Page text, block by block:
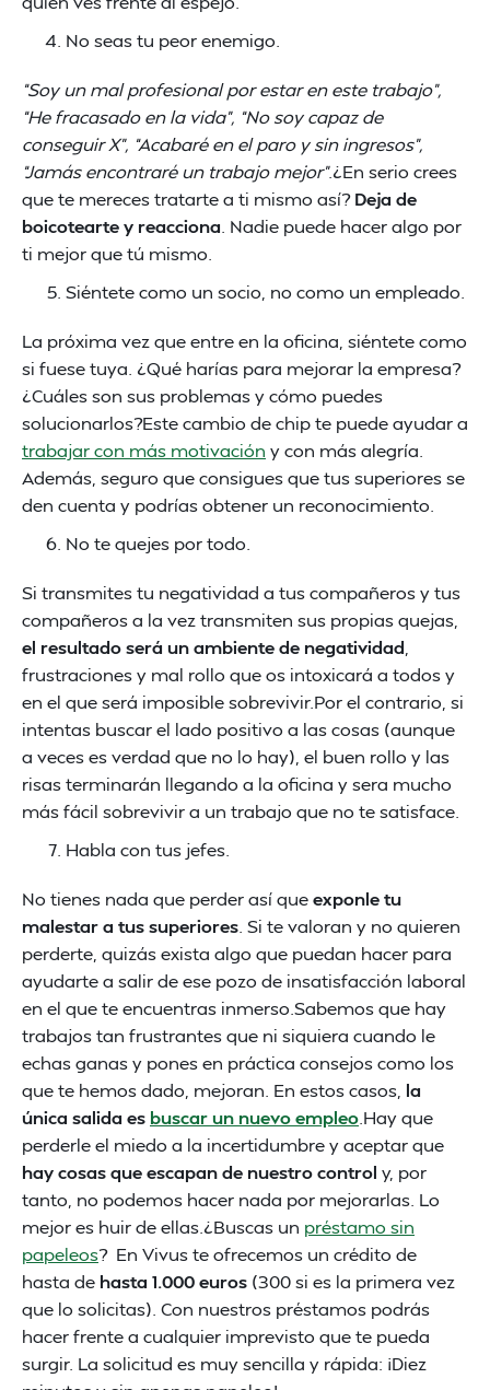
No seas tu peor enemigo.
“Soy un mal profesional por estar en este trabajo”,
“He fracasado en la vida”, “No soy capaz de
conseguir X”, “Acabaré en el paro y sin ingresos”,
“Jamás encontraré un trabajo mejor”.¿En serio crees
que te mereces tratarte a ti mismo así?Deja de
boicotearte y reacciona . Nadie puede hacer algo por
ti mejor que tú mismo.
Siéntete como un socio, no como un empleado.
La próxima vez que entre en la oficina, siéntete como
si fuese tuya. ¿Qué harías para mejorar la empresa?
¿Cuáles son sus problemas y cómo puedes
solucionarlos?Este cambio de chip te puede ayudar a
trabajar con más motivación y con más alegría.
Además, seguro que consigues que tus superiores se
den cuenta y podrías obtener un reconocimiento.
No te quejes por todo.
Si transmites tu negatividad a tus compañeros y tus
compañeros a la vez transmiten sus propias quejas,
el resultado será un ambiente de negatividad
frustraciones y mal rollo que os intoxicará a todos y
en el que será imposible sobrevivir.Por el contrario, si
intentas buscar el lado positivo a las cosas (aunque
a veces es verdad que no lo hay), el buen rollo y las
risas terminarán llegando a la oficina y sera mucho
más fácil sobrevivir a un trabajo que no te satisface.
Habla con tus jefes.
No tienes nada que perder así queexponle tu
malestar a tus superiores . Si te valoran y no quieren
perderte, quizás exista algo que puedan hacer para
ayudarte a salir de ese pozo de insatisfacción laboral
en el que te encuentras inmerso.Sabemos que hay
trabajos tan frustrantes que ni siquiera cuando le
echas ganas y pones en práctica consejos como los
que te hemos dado, mejoran. En estos casos, la
única salida es buscar un nuevo empleo .Hay que
perderle el miedo a la incertidumbre y aceptar que
hay cosas que escapan de nuestro control y, por
tanto, no podemos hacer nada por mejorarlas. Lo
mejor es huir de ellas.¿Buscas un préstamo sin
papeleos? En Vivus te ofrecemos un crédito de
hasta de hasta 1.000 euros (300 si es la primera vez
que lo solicitas). Con nuestros préstamos podrás
hacer frente a cualquier imprevisto que te pueda
surgir. La solicitud es muy sencilla y rápida: ¡Diez